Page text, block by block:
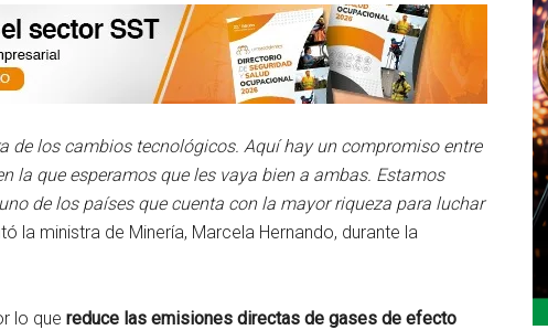
de los cambios tecnológicos. Aquí hay un compromiso entre
la que esperamos que les vaya bien a ambas. Estamos
de los países que cuenta con la mayor riqueza para luchar
la ministra de Minería, Marcela Hernando, durante la
lo que reduce las emisiones directas de gases de efecto